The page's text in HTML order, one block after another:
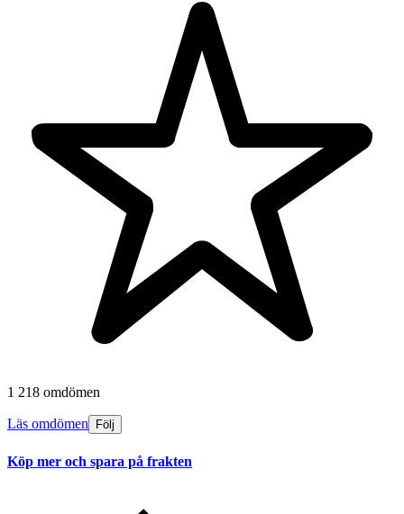
1 218 omdömen
Läs omdömen Följ
Köp mer och spara på frakten